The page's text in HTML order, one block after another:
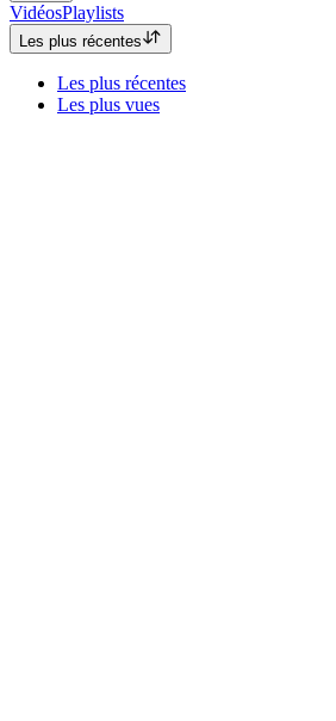
VidéosPlaylists
Les plus récentes
Les plus récentes
Les plus vues